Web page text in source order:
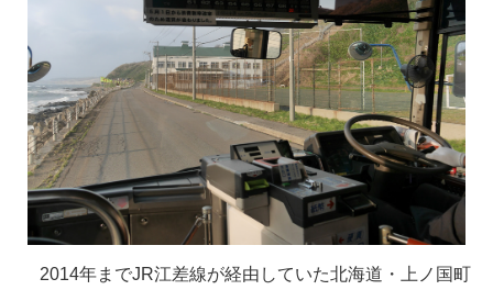
2014年までJR江差線が経由していた北海道・上ノ国町